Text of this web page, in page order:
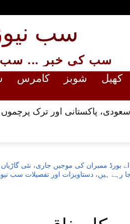
سب
سب کی خبر ... سب
کھیل شوبز کامرس
پاکستانی اور ترک